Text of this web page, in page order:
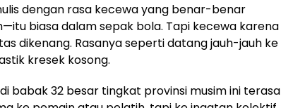
dengan rasa kecewa yang benar-benar
biasa dalam sepak bola. Tapi kecewa karena
dikenang. Rasanya seperti datang jauh-jauh ke
kresek kosong.
babak 32 besar tingkat provinsi musim ini terasa